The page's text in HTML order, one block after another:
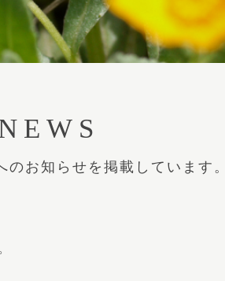
のお知らせを掲載しています